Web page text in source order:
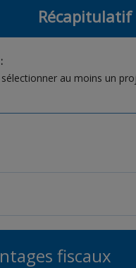
Récapitulatif
sélectionner au moins un
fiscaux